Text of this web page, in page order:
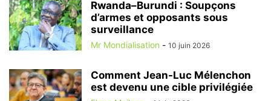
Rwanda–Burundi : Soupçons
d’armes et opposants sous
surveillance
Mr Mondialisation - 10 juin 2026
Comment Jean-Luc Mélenchon
est devenu une cible privilégiée